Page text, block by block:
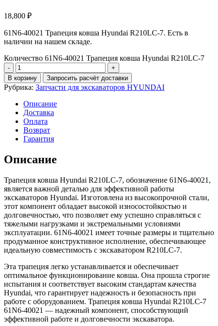
18,800 ₽
61N6-40021 Трапеция ковша Hyundai R210LC-7. Есть в
наличии на нашем складе.
Количество 61N6-40021 Трапеция ковша Hyundai R210LC-7
В корзину Запросить расчёт доставки
Рубрика: Запчасти для экскаваторов HYUNDAI
Описание
Доставка
Оплата
Возврат
Гарантия
Описание
Трапеция ковша Hyundai R210LC-7, обозначение 61N6-40021,
является важной деталью для эффективной работы
экскаваторов Hyundai. Изготовлена из высокопрочной стали,
этот компонент обладает высокой износостойкостью и
долговечностью, что позволяет ему успешно справляться с
тяжелыми нагрузками и экстремальными условиями
эксплуатации. 61N6-40021 имеет точные размеры и тщательно
продуманное конструктивное исполнение, обеспечивающее
идеальную совместимость с экскаватором R210LC-7.
Эта трапеция легко устанавливается и обеспечивает
оптимальное функционирование ковша. Она прошла строгие
испытания и соответствует высоким стандартам качества
Hyundai, что гарантирует надежность и безопасность при
работе с оборудованием. Трапеция ковша Hyundai R210LC-7
61N6-40021 — надежный компонент, способствующий
эффективной работе и долговечности экскаватора.